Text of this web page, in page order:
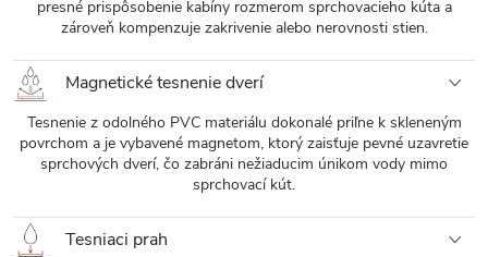
presné prispôsobenie kabíny rozmerom sprchovacieho kúta a
zároveň kompenzuje zakrivenie alebo nerovnosti stien.
Magnetické tesnenie dverí
Tesnenie z odolného PVC materiálu dokonalé priľne k skleneným
povrchom a je vybavené magnetom, ktorý zaisťuje pevné uzavretie
sprchových dverí, čo zabráni nežiaducim únikom vody mimo
sprchovací kút.
Tesniaci prah